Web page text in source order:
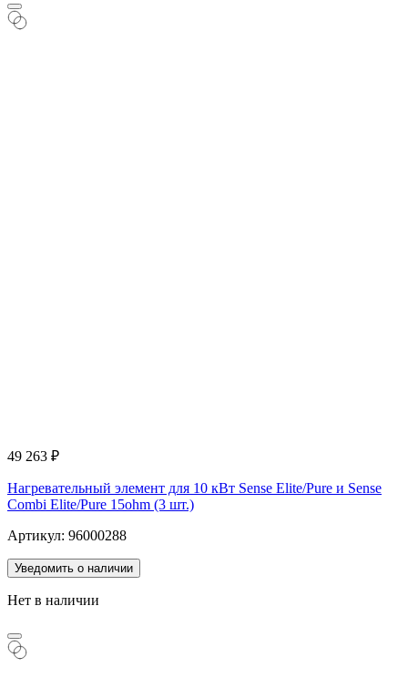
49 263 ₽
Нагревательный элемент для 10 кВт Sense Elite/Pure и Sense
Combi Elite/Pure 15ohm (3 шт.)
Артикул: 96000288
Уведомить о наличии
Нет в наличии